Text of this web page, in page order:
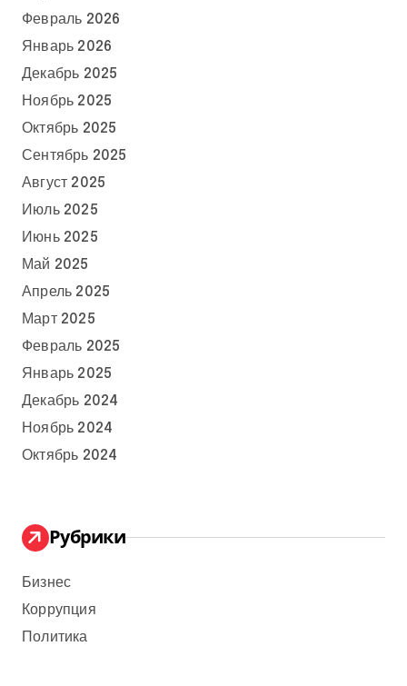
Февраль 2026
Январь 2026
Декабрь 2025
Ноябрь 2025
Октябрь 2025
Сентябрь 2025
Август 2025
Июль 2025
Июнь 2025
Май 2025
Апрель 2025
Март 2025
Февраль 2025
Январь 2025
Декабрь 2024
Ноябрь 2024
Октябрь 2024
Рубрики
Бизнес
Коррупция
Политика